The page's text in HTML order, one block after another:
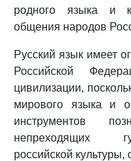
родного языка и
общения народов
Русский язык имеет
Российской
цивилизации,
мирового языка и
инструментов
непреходящих
российской культуры,